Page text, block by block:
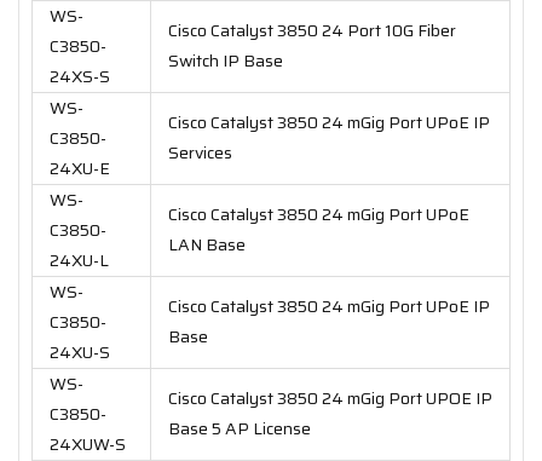
WS-
C3850-
24XS-S
Cisco Catalyst 3850 24 Port 10G Fiber
Switch IP Base
WS-
C3850-
24XU-E
Cisco Catalyst 3850 24 mGig Port UPoE IP
Services
WS-
C3850-
24XU-L
Cisco Catalyst 3850 24 mGig Port UPoE
LAN Base
WS-
C3850-
24XU-S
Cisco Catalyst 3850 24 mGig Port UPoE IP
Base
WS-
C3850-
24XUW-S
Cisco Catalyst 3850 24 mGig Port UPOE IP
Base 5 AP License